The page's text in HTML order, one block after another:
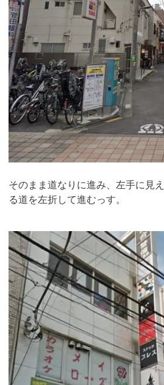
そのまま道なりに進み、左手に見
る道を左折して進むっす。